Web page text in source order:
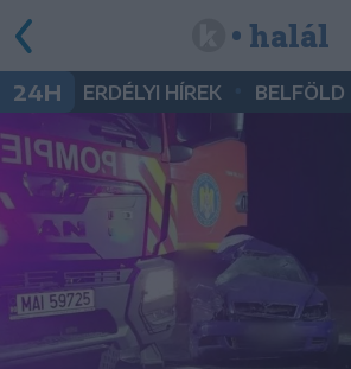
• halál
24H ERDÉLYI HÍREK BELFÖLD